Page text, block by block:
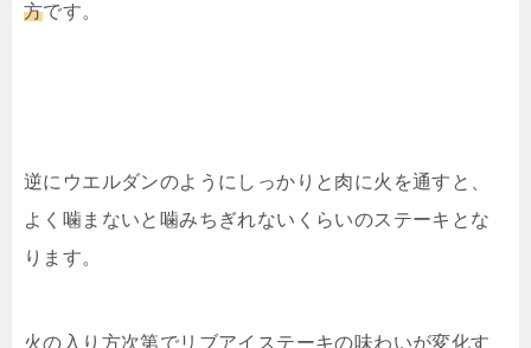
方です。
逆にウエルダンのようにしっかりと肉に火を通すと、
よく噛まないと噛みちぎれないくらいのステーキとな
ります。
火の入り方次第でリブアイステーキの味わいが変化す